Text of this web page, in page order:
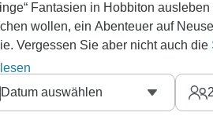
Fantasien in Hobbiton
wollen, ein Abenteuer auf
Vergessen Sie aber nicht auch die
den Naturwundern von
und einer idyllischen Fahrt
Neuseeland sicher begeistern.
Datum auswählen
2